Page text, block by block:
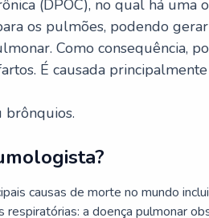
(DPOC), no qual há uma
os pulmões, podendo
Como consequência,
É causada
brônquios.
causas de morte no mundo
a doença pulmonar